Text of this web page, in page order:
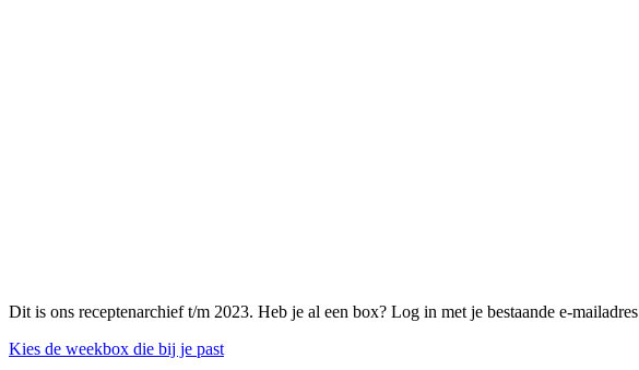
Dit is ons receptenarchief t/m 2023. Heb je al een box? Log in met je bestaande e-mailadres
Kies de weekbox die bij je past